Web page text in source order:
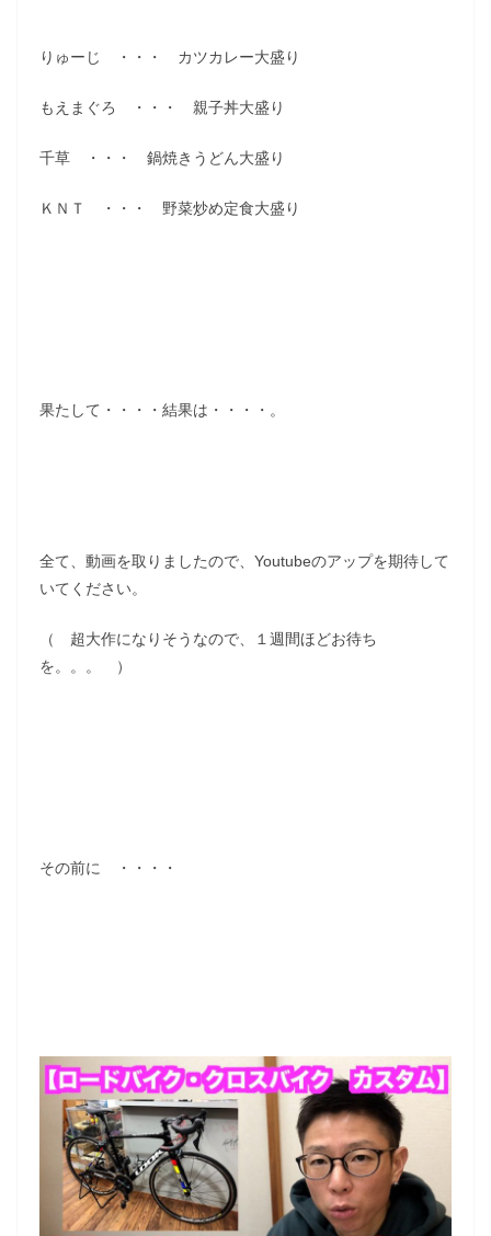
りゅーじ ・・・ カツカレー大盛り
もえまぐろ ・・・ 親子丼大盛り
千草 ・・・ 鍋焼きうどん大盛り
ＫＮＴ ・・・ 野菜炒め定食大盛り
果たして・・・・結果は・・・・。
全て、動画を取りましたので、Youtubeのアップを期待して
いてください。
（ 超大作になりそうなので、１週間ほどお待ち
を。。。 ）
その前に ・・・・